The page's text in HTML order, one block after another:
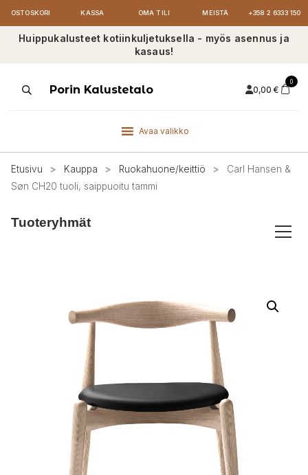
OSTOSKORI KASSA OMA TILI MEISTÄ +358 2 6333 150
Huippukalusteet kotiinkuljetuksella - myös asennus ja
kasaus!
ProductsPorin Kalustetalo 0,00 €
0
Avaa valikko
Etusivu > Kauppa > Ruokahuone/keittiö >
Carl Hansen &
Søn CH20 tuoli, saippuoitu tammi
Tuoteryhmät